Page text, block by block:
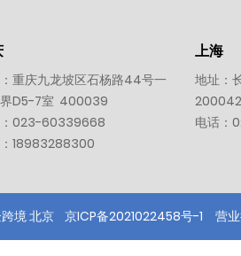
重庆九龙坡区石杨路44号一
D5-7室 400039
023-60339668
18983288300
上海
地址：
200042
电话：
境 北京 京ICP备2021022458号-1 营